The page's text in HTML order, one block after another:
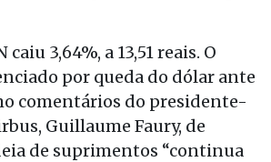
caiu 3,64%, a 13,51 reais. O
por queda do dólar ante
comentários do presidente-
Guillaume Faury, de
de suprimentos “continua